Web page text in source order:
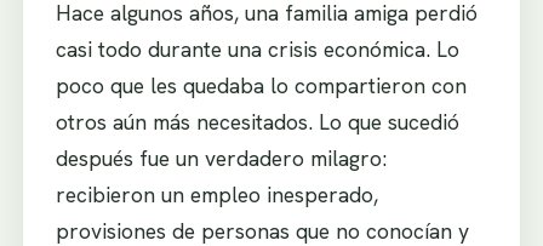
Hace algunos años, una familia amiga perdió
casi todo durante una crisis económica. Lo
poco que les quedaba lo compartieron con
otros aún más necesitados. Lo que sucedió
después fue un verdadero milagro:
recibieron un empleo inesperado,
provisiones de personas que no conocían y